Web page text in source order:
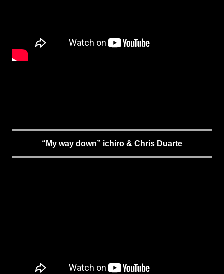
“My way down” ichiro & Chris Duarte